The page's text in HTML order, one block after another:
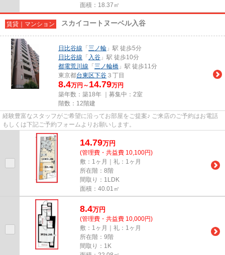
面積：18.37㎡
賃貸｜マンション スカイコートヌーベル入谷
日比谷線 「 三ノ輪 」駅 徒歩5分
日比谷線 「 入谷 」駅 徒歩10分
都電荒川線 「 三ノ輪橋 」駅 徒歩11分
東京都台東区下谷 ３丁目
8.4万円～ 14.79万円
築年数：築18年 ｜募集中： 2室
階数：12階建
経験豊富なスタッフがご希望に沿ってお部屋をご提案♪ ご来店のご予約はお電話
もしくは下記ご予約フォームよりお願いします。
14.79万円
(管理費・共益費 10,100円)
敷：1ヶ月｜礼：1ヶ月
所在階：8階
間取り：1LDK
面積：40.01㎡
8.4万円
(管理費・共益費 10,000円)
敷：1ヶ月｜礼：1ヶ月
所在階：9階
間取り：1K